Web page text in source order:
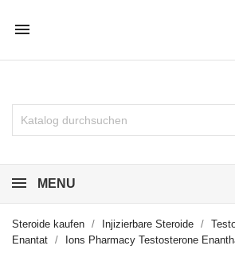

MENU
Steroide kaufen Injizierbare Steroide
Enantat
Ions Pharmacy Testosterone